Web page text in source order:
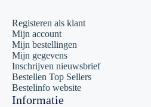
Registeren als klant
Mijn account
Mijn bestellingen
Mijn gegevens
Inschrijven nieuwsbrief
Bestellen Top Sellers
Bestelinfo website
Informatie